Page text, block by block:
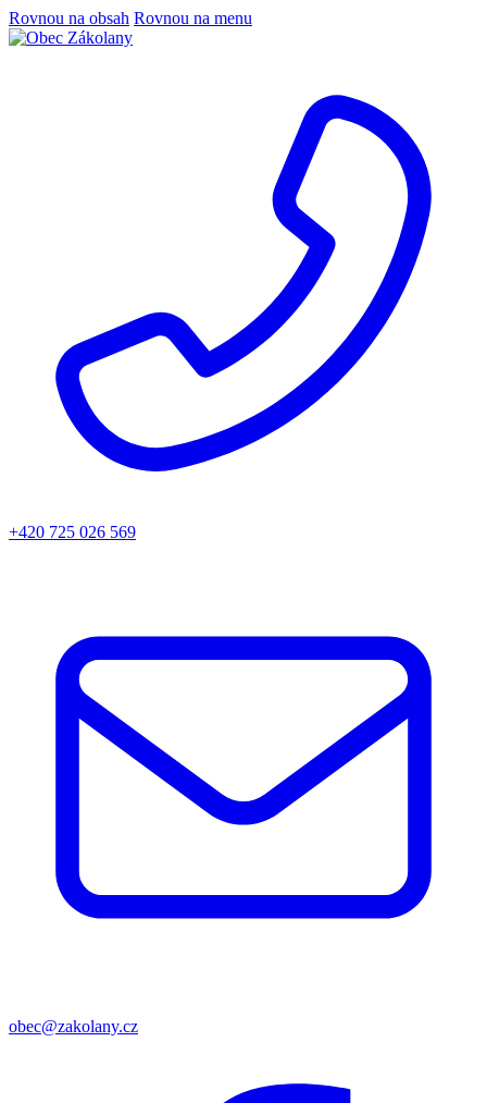
Rovnou na obsah Rovnou na menu
+420 725 026 569
obec@zakolany.cz